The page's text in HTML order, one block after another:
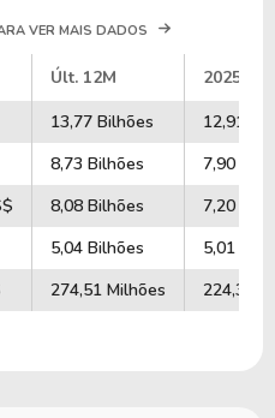
VER MAIS DADOS
Últ. 12M
2025
13,77 Bilhões
12,91
8,73 Bilhões
7,90
8,08 Bilhões
7,20
5,04 Bilhões
5,01
274,51 Milhões 224,31